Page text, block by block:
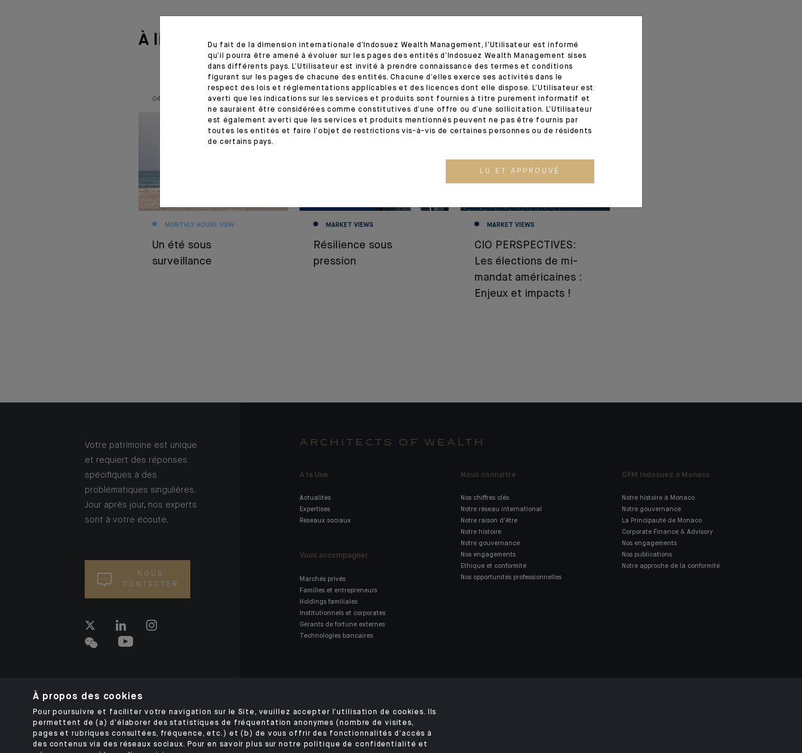
À lire aussi
04.08.26
MONTHLY HOUSE VIEW
Un été sous
surveillance
03.08.26
MARKET VIEWS
Résilience sous
pression
03.07.26
MARKET VIEWS
CIO PERSPECTIVES:
Les élections de mi-
mandat américaines :
Enjeux et impacts !
Votre patrimoine est unique
et requiert des réponses
spécifiques à des
problématiques singulières.
Jour après jour, nos experts
sont à votre écoute.
NOUS
CONTACTER
ARCHITECTS OF WEALTH
A la Une
Actualités
Expertises
Réseaux sociaux
Vous accompagner
Marchés privés
Familles et entrepreneurs
Holdings familiales
Institutionnels et corporates
Gérants de fortune externes
Technologies bancaires
Nous connaître
Nos chiffres clés
Notre réseau international
Notre raison d'être
Notre histoire
Notre gouvernance
Nos engagements
Ethique et conformité
Nos opportunités professionnelles
CFM Indosuez à Monaco
Notre histoire à Monaco
Notre gouvernance
La Principauté de Monaco
Corporate Finance & Advisory
Nos engagements
Nos publications
Notre approche de la conformité
MENTIONS LÉGALES SÉCURITÉ DONNÉES PERSONNELLES
Du fait de la dimension internationale d’Indosuez Wealth Management, l’Utilisateur est informé
qu’il pourra être amené à évoluer sur les pages des entités d’Indosuez Wealth Management sises
dans différents pays. L’Utilisateur est invité à prendre connaissance des termes et conditions
figurant sur les pages de chacune des entités. Chacune d’elles exerce ses activités dans le
respect des lois et réglementations applicables et des licences dont elle dispose. L’Utilisateur est
averti que les indications sur les services et produits sont fournies à titre purement informatif et
ne sauraient être considérées comme constitutives d’une offre ou d’une sollicitation. L’Utilisateur
est également averti que les services et produits mentionnés peuvent ne pas être fournis par
toutes les entités et faire l’objet de restrictions vis-à-vis de certaines personnes ou de résidents
de certains pays.
LU ET APPROUVÉ
À propos des cookies
Pour poursuivre et faciliter votre navigation sur le Site, veuillez accepter l’utilisation de cookies. Ils
permettent de (a) d’élaborer des statistiques de fréquentation anonymes (nombre de visites,
pages et rubriques consultées, fréquence, etc.) et (b) de vous offrir des fonctionnalités d’accès à
des contenus via des réseaux sociaux. Pour en savoir plus sur notre politique de confidentialité et